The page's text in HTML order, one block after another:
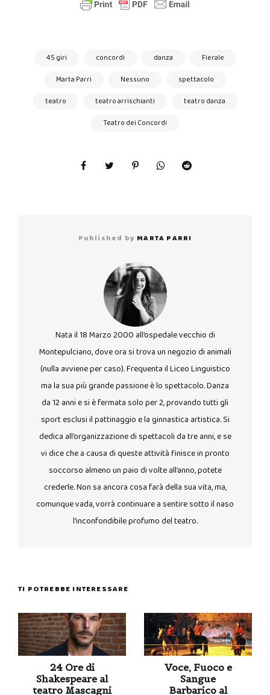
45 giri concordi danza
Fierale
Marta Parri
Nessuno
spettacolo
teatro
teatro arrischianti
teatro danza
Teatro dei Concordi
Published by MARTA PARRI
Nata il 18 Marzo 2000 all’ospedale vecchio di
Montepulciano, dove ora si trova un negozio di animali
(nulla avviene per caso). Frequenta il Liceo Linguistico
ma la sua più grande passione è lo spettacolo. Danza
da 12 anni e si è fermata solo per 2, provando tutti gli
sport esclusi il pattinaggio e la ginnastica artistica. Si
dedica all’organizzazione di spettacoli da tre anni, e se
vi dice che a causa di queste attività finisce in pronto
soccorso almeno un paio di volte all’anno, potete
crederle. Non sa ancora cosa farà della sua vita, ma,
comunque vada, vorrà continuare a sentire sotto il naso
l’inconfondibile profumo del teatro.
TI POTREBBE INTERESSARE
24 Ore di
Shakespeare al
teatro Mascagni
Voce, Fuoco e
Sangue
Barbarico al